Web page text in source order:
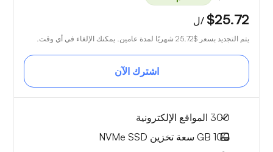
$25.72 /ل
يتم التجديد بسعر $25.72 شهريًا لمدة عامين. يمكنك الإلغاء في أي وقت.
اشترك الآن
300 المواقع الإلكترونية
100 GB
سعة تخزين NVMe SSD